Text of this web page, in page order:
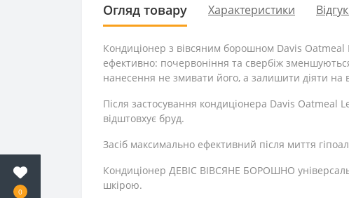
0
Огляд товару Характеристики
Кондиціонер з вівсяним борошном Davis Oatmeal
ефективно: почервоніння та свербіж
нанесення не змивати його, а залишити діяти на
Після застосування кондиціонера Davis Oatmeal
відштовхує бруд.
Засіб максимально ефективний після миття
Кондиціонер ДЕВІС ВІВСЯНЕ БОРОШНО
шкірою.